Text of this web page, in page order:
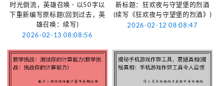
时光倒流，英雄召唤 - 以50字以
下重新编写原标题(回到过去，英
雄召唤：续写)
2026-02-13 08:08:56
新标题：狂欢夜与守望堡的烈酒
(续写《狂欢夜与守望堡的烈酒》)
2026-02-12 08:08:47